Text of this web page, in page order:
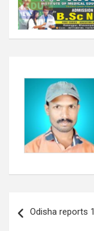
navigation
Odisha reports